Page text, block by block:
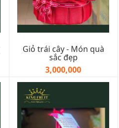
Giỏ trái cây - Món quà
sắc đẹp
3,000,000